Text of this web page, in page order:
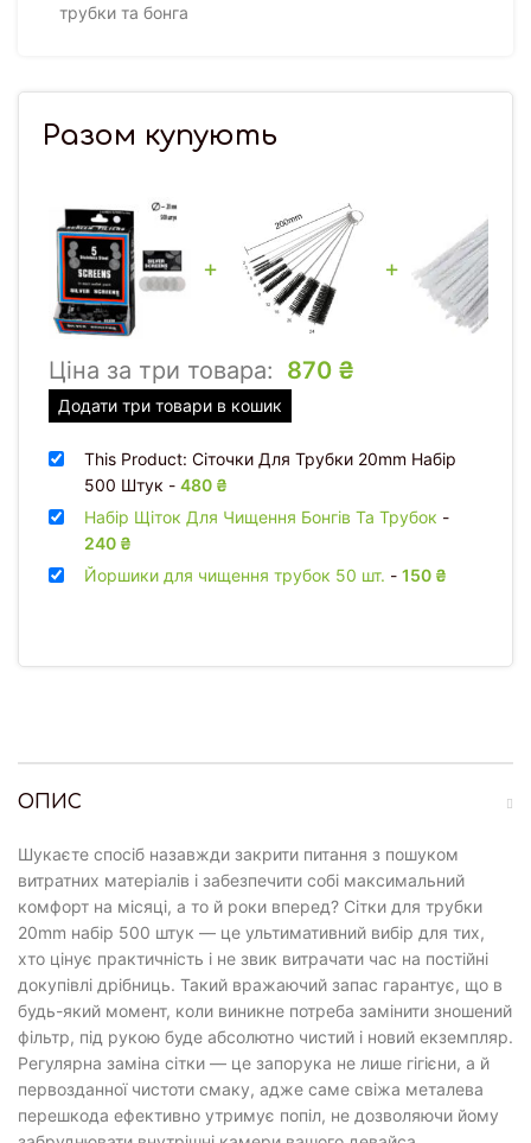
трубки та бонга
ОПИС
Шукаєте спосіб назавжди закрити питання з пошуком
витратних матеріалів і забезпечити собі максимальний
комфорт на місяці, а то й роки вперед? Сітки для трубки
20mm набір 500 штук — це ультимативний вибір для тих,
хто цінує практичність і не звик витрачати час на постійні
докупівлі дрібниць. Такий вражаючий запас гарантує, що в
будь-який момент, коли виникне потреба замінити зношений
фільтр, під рукою буде абсолютно чистий і новий екземпляр.
Регулярна заміна сітки — це запорука не лише гігієни, а й
первозданної чистоти смаку, адже саме свіжа металева
перешкода ефективно утримує попіл, не дозволяючи йому
Разом купують
+ +
Ціна за три товара: 870 ₴
Додати три товари в кошик
This Product: Сіточки Для Трубки 20mm Набір
500 Штук - 480 ₴
Набір Щіток Для Чищення Бонгів Та Трубок -
240 ₴
Йоршики для чищення трубок 50 шт. - 150 ₴